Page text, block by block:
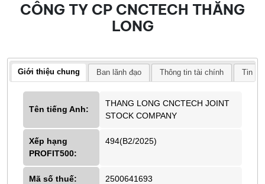
CÔNG TY CP CNCTECH THĂNG
LONG
Giới thiệu chung Ban lãnh đạo Thông tin tài chính Tin
Tên tiếng Anh:
THANG LONG CNCTECH JOINT
STOCK COMPANY
Xếp hạng
PROFIT500:
494(B2/2025)
Mã số thuế: 2500641693